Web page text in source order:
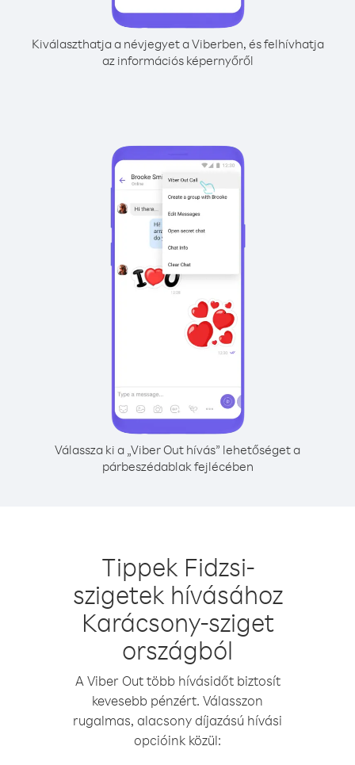
Kiválaszthatja a névjegyet a Viberben, és felhívhatja
az információs képernyőről
Válassza ki a „Viber Out hívás” lehetőséget a
párbeszédablak fejlécében
Tippek Fidzsi-
szigetek hívásához
Karácsony-sziget
országból
A Viber Out több hívásidőt biztosít
kevesebb pénzért. Válasszon
rugalmas, alacsony díjazású hívási
opcióink közül: